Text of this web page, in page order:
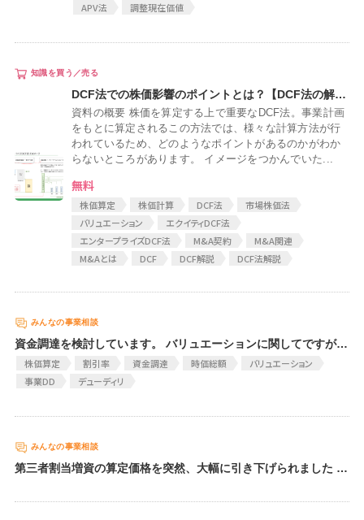
APV法
調整現在価値
DCF法での株価影響のポイントとは？【DCF法の解説】
資料の概要 株価を算定する上で重要なDCF法。事業計画
をもとに算定されるこの方法では、様々な計算方法が行
われているため、どのようなポイントがあるのかがわか
らないところがあります。 イメージをつかんでいた...
無料
株価算定 株価計算 DCF法
市場株価法
バリュエーション
エクイティDCF法
エンタープライズDCF法
M&A契約
M&A関連
M&Aとは
DCF DCF解説 DCF法解説
資金調達を検討しています。 バリュエーションに関してですが、 DCF法、同業種企業からの算定など算定方法の違いや 時間割引率の設定で大きく幅が出てきていまします。 周りの企業家の方に聞いてもそのようなもの、とのことですが、 最終的に資金調達の際のバリュエーションを決定する際に、 皆さんはどういった視点で合意、納得されていますでしょうか？ 時間割引率に関しては 季節性のないサービスで売上が月5％ずつ伸びている、 市場はまだまだ広い、とはいえ設立1年目だから1年後の割引率でもよくみて６０％、 といったことで納得していいのか、感覚すぎて判断に困っております。 どうぞよろしくお願いいたします。
株価算定
割引率 資金調達 時価総額
バリュエーション
事業DD
デューディリ
第三者割当増資の算定価格を突然、大幅に引き下げられました 私の会社はIT企業で、ソフトウェア開発などを手掛けています。 今年の1月から同業他社と事業提携を行い、新たなサービスを共同で開始しようという話が浮上しました。そして、これにともなって私の会社が第三者割当増資に伴い出資後比率20％の形で株式を保有してもらう話が進んでいました。 2月上旬にパートナー企業のスタッフや公認会計士たちが私の会社にやってきて、決算書や重要な契約書、取締役会議事録などを閲覧し、デューデリジェンスを行いました。 その結果、3月上旬には1株あたり10万円の株価算定が行われ、両者合意し、3月最終週には双方の会社で取締役会決議を行う予定でいました。ところが、3月25日になりパートナー企業から「コロナウイルス感染流行にともない日本経済が不況に突入する公算が高くなった」との理由で、私の会社の株価算定をやり直したところ、1株5万円で増資を引き受けたいとの申し出がありました。 突然、私の会社の価値を半値にされてしまったため、社内の役員会では「ひどすぎる」との声が噴出しました。そして、パートナー企業に「再度検討してほしい」と申し出ても、「コロナウイルス感染が長引けば、1株5万円でも高すぎる金額」と言われてしまい、新規事業をはじめる話も暗礁に乗り上げています。 ここまでの経緯を踏まえて、下記の2点を質問させてください。 ・わずか1ヶ月で会社の価値を半額にすることは妥当な株価算定行為といえるのか？ ・どのような方法や論拠を用いれば、私の会社の価値を元通りの10万円に戻すことが可能か？ また、10万円のバリュエーション算定方法はDCF法、純資産、上場会社比較の三つを取り入れた上での算出でした。